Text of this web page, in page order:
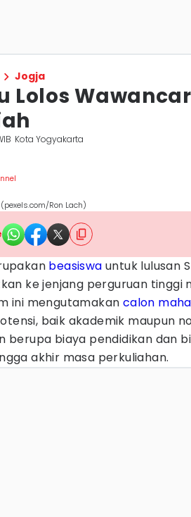
Jogja
Lolos
Kota Yogyakarta
Ron Lach)
beasiswa untuk lulusan
ke jenjang perguruan tinggi
ini mengutamakan calon
baik akademik maupun
berupa biaya pendidikan dan
akhir masa perkuliahan.